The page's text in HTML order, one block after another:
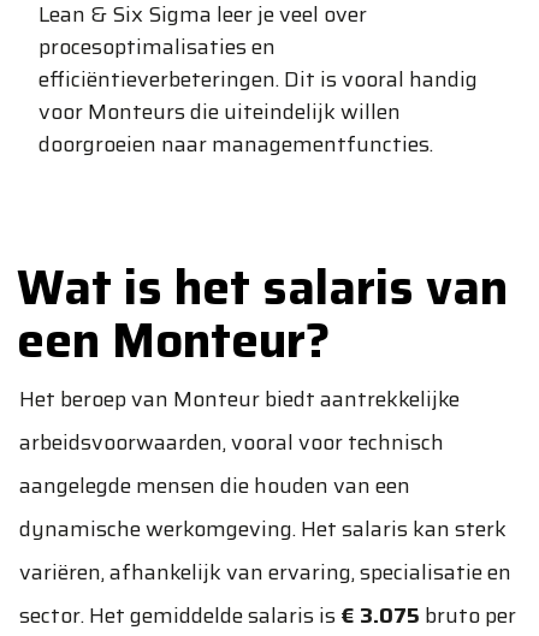
Lean & Six Sigma leer je veel over
procesoptimalisaties en
efficiëntieverbeteringen. Dit is vooral handig
voor Monteurs die uiteindelijk willen
doorgroeien naar managementfuncties.
Wat is het salaris van
een Monteur?
Het beroep van Monteur biedt aantrekkelijke
arbeidsvoorwaarden, vooral voor technisch
aangelegde mensen die houden van een
dynamische werkomgeving. Het salaris kan sterk
variëren, afhankelijk van ervaring, specialisatie en
sector. Het gemiddelde salaris is€ 3.075 bruto per